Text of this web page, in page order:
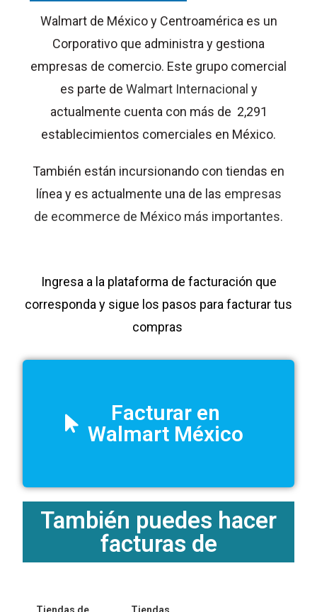
Walmart de México y Centroamérica es un
Corporativo que administra y gestiona
empresas de comercio. Este grupo comercial
es parte de Walmart Internacional y
actualmente cuenta con más de 2,291
establecimientos comerciales en México.
También están incursionando con tiendas en
línea y es actualmente una de las empresas
de ecommerce de México más importantes.
Ingresa a la plataforma de facturación que
corresponda y sigue los pasos para facturar tus
compras
Facturar en
Walmart México
También puedes hacer
facturas de